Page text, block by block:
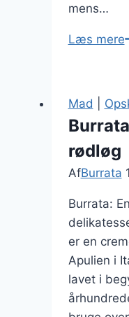
mens…
Læs mere
Mad
rødløg
AfBurrata
Burrata:
er en
Apulien i
lavet i